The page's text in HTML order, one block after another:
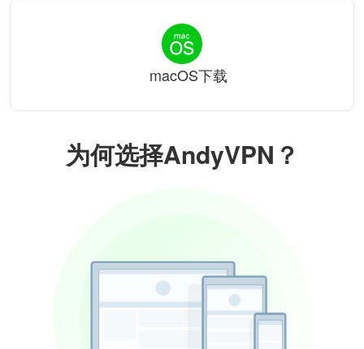
为何选择AndyVPN？
macOS下载